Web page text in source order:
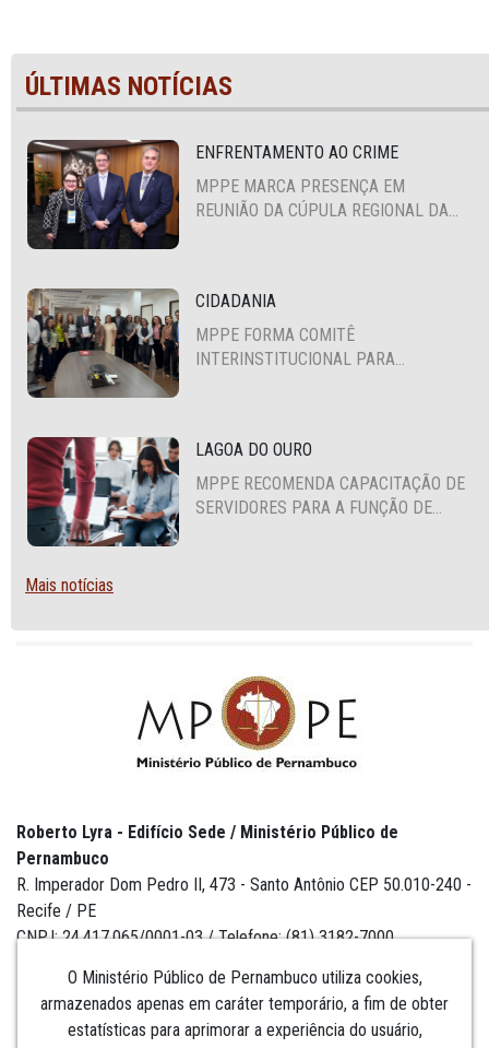
ÚLTIMAS NOTÍCIAS
ENFRENTAMENTO AO CRIME
MPPE MARCA PRESENÇA EM
REUNIÃO DA CÚPULA REGIONAL DA
CIDADANIA
MPPE FORMA COMITÊ
INTERINSTITUCIONAL PARA
LAGOA DO OURO
MPPE RECOMENDA CAPACITAÇÃO DE
SERVIDORES PARA A FUNÇÃO DE
Mais notícias
O Ministério Público de Pernambuco utiliza cookies,
armazenados apenas em caráter temporário, a fim de obter
estatísticas para aprimorar a experiência do usuário,
Roberto Lyra - Edifício Sede / Ministério Público de
Pernambuco
R. Imperador Dom Pedro II, 473 - Santo Antônio CEP 50.010-240 -
Recife / PE
CNPJ: 24.417.065/0001-03 / Telefone: (81) 3182-7000
Institucional